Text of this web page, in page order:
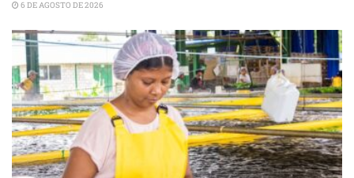
6 DE AGOSTO DE 2026